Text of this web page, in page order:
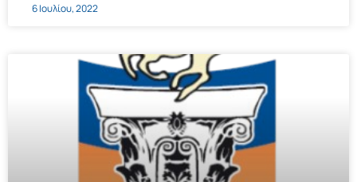
6 Ιουλίου, 2022